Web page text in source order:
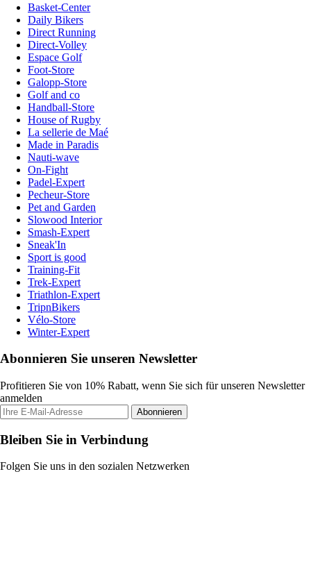
Basket-Center
Daily Bikers
Direct Running
Direct-Volley
Espace Golf
Foot-Store
Galopp-Store
Golf and co
Handball-Store
House of Rugby
La sellerie de Maé
Made in Paradis
Nauti-wave
On-Fight
Padel-Expert
Pecheur-Store
Pet and Garden
Slowood Interior
Smash-Expert
Sneak'In
Sport is good
Training-Fit
Trek-Expert
Triathlon-Expert
TripnBikers
Vélo-Store
Winter-Expert
Abonnieren Sie unseren Newsletter
Profitieren Sie von 10% Rabatt, wenn Sie sich für unseren Newsletter
anmelden
Abonnieren
Bleiben Sie in Verbindung
Folgen Sie uns in den sozialen Netzwerken